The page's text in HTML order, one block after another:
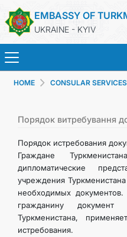
EMBASSY OF
UKRAINE - KYIV
HOME CONSULAR SERVICES
Порядок витребування
Порядок истребования
Граждане
дипломатические
учреждения
необходимых
гражданину документ
Туркменистана,
истребования.